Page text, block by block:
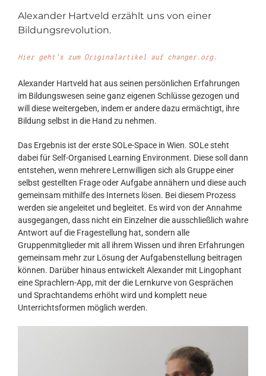
Alexander Hartveld erzählt uns von einer
Bildungsrevolution.
Hier geht’s zum Originalartikel auf changer.org.
Alexander Hartveld hat aus seinen persönlichen Erfahrungen
im Bildungswesen seine ganz eigenen Schlüsse gezogen und
will diese weitergeben, indem er andere dazu ermächtigt, ihre
Bildung selbst in die Hand zu nehmen.
Das Ergebnis ist der erste SOLe-Space in Wien. SOLe steht
dabei für Self-Organised Learning Environment. Diese soll dann
entstehen, wenn mehrere Lernwilligen sich als Gruppe einer
selbst gestellten Frage oder Aufgabe annähern und diese auch
gemeinsam mithilfe des Internets lösen. Bei diesem Prozess
werden sie angeleitet und begleitet. Es wird von der Annahme
ausgegangen, dass nicht ein Einzelner die ausschließlich wahre
Antwort auf die Fragestellung hat, sondern alle
Gruppenmitglieder mit all ihrem Wissen und ihren Erfahrungen
gemeinsam mehr zur Lösung der Aufgabenstellung beitragen
können. Darüber hinaus entwickelt Alexander mit Lingophant
eine Sprachlern-App, mit der die Lernkurve von Gesprächen
und Sprachtandems erhöht wird und komplett neue
Unterrichtsformen möglich werden.